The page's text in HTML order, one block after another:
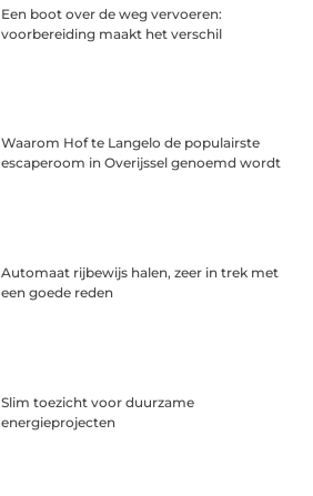
Een boot over de weg vervoeren:
voorbereiding maakt het verschil
Waarom Hof te Langelo de populairste
escaperoom in Overijssel genoemd wordt
Automaat rijbewijs halen, zeer in trek met
een goede reden
Slim toezicht voor duurzame
energieprojecten